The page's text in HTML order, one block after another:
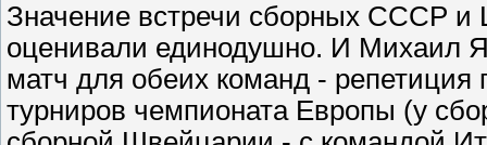
Значение встречи сборных СССР и
оценивали единодушно. И Михаил
матч для обеих команд -
турниров чемпионата Европы (у